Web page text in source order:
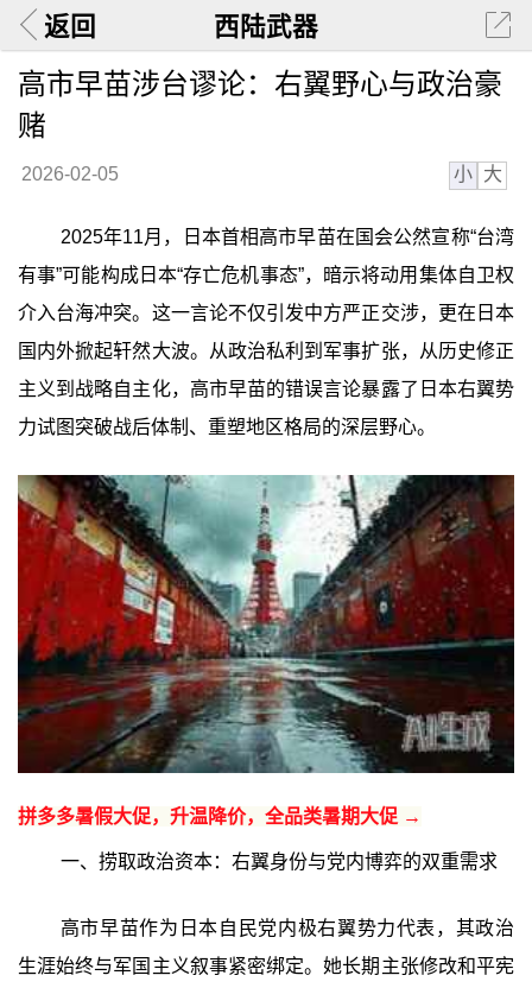
返回 西陆武器
高市早苗涉台谬论：右翼野心与政治豪
赌
2026-02-05 小 大
2025年11月，日本首相高市早苗在国会公然宣称“台湾
有事”可能构成日本“存亡危机事态”，暗示将动用集体自卫权
介入台海冲突。这一言论不仅引发中方严正交涉，更在日本
国内外掀起轩然大波。从政治私利到军事扩张，从历史修正
主义到战略自主化，高市早苗的错误言论暴露了日本右翼势
力试图突破战后体制、重塑地区格局的深层野心。
拼多多暑假大促，升温降价，全品类暑期大促 →
一、捞取政治资本：右翼身份与党内博弈的双重需求
高市早苗作为日本自民党内极右翼势力代表，其政治
生涯始终与军国主义叙事紧密绑定。她长期主张修改和平宪